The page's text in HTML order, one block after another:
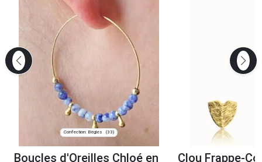
Confection: Bègles (33)
Boucles d'Oreilles Chloé en Clou Frappe-